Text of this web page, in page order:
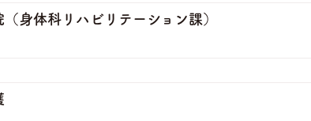
身体科リハビリテーション課）